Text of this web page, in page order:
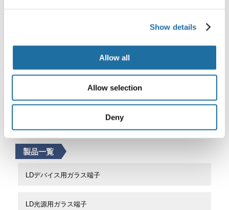
Show details
Allow all
Allow selection
Deny
ガラス端子
金属とガラスによって構成されるガラス端子。高い気
密性と優れた電気特性を特徴としており、半導体レー
ザーや車載向け部品等、高信頼性を要求される分野で
数多く採用されています。
製品一覧
LDデバイス用ガラス端子
LD光源用ガラス端子